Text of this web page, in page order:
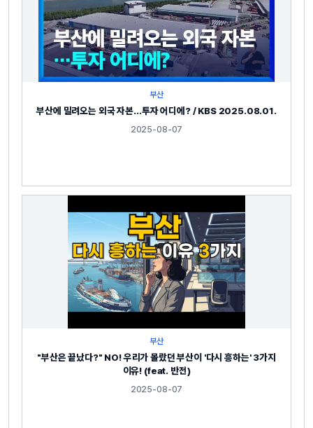
부산
부산에 밀려오는 외국 자본…투자 어디에? / KBS 2025.08.01.
2025-08-07
부산
"부산은 끝났다?" NO! 우리가 몰랐던 부산이 '다시 흥하는' 3가지
이유! (feat. 반전)
2025-08-07